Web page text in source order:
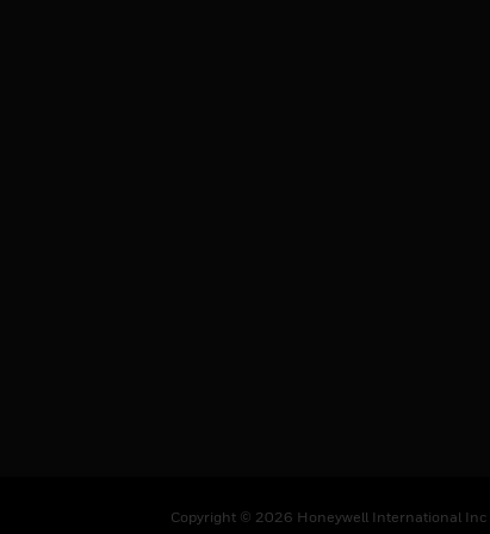
Copyright © 2026 Honeywell International Inc